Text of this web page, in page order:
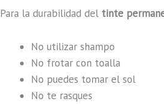
Para la durabilidad del tinte
No utilizar shampo
No frotar con toalla
No puedes tomar el sol
No te rasques